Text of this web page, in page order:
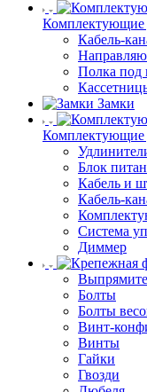
Комплектующие
Кабель-
Полка под
Замки
Комплектующие
Блок
Кабель и
Кабель-
Система
Диммер
Болты
Болты
Винт-
Винты
Гайки
Гвозди